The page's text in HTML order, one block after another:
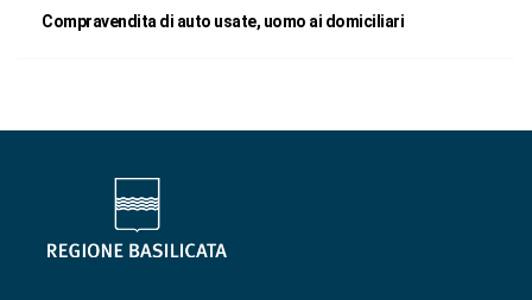
Compravendita di auto usate, uomo ai domiciliari